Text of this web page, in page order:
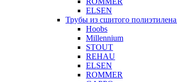
ELSEN
Трубы из сшитого полиэтилена
Hoobs
Millennium
STOUT
REHAU
ELSEN
ROMMER